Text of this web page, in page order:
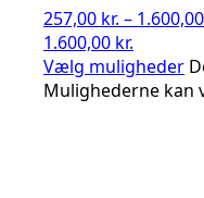
257,00 kr. – 1.600,00
1.600,00 kr.
Vælg muligheder
Mulighederne kan